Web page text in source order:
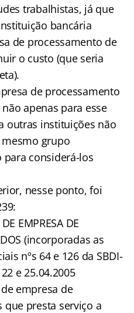
trabalhistas, já que
bancária
de processamento de
o custo (que seria
de processamento
apenas para esse
outras instituições não
grupo
para considerá-los
nesse ponto, foi
EMPRESA DE
(incorporadas as
nºs 64 e 126 da SBDI-
e 25.04.2005
empresa de
que presta serviço a